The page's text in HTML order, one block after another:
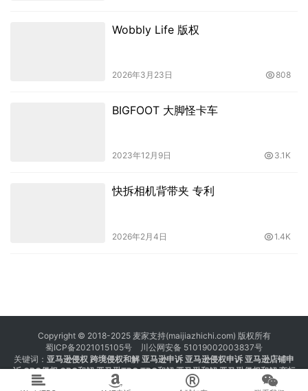
Wobbly Life 版权
2026年3月23日 808
BIGFOOT 大脚怪卡车
2023年12月9日 3.1K
快拆相机背带夹 专利
2026年2月4日 1.4K
Copyright © 2018-2025 麦家支持(maijiazhichi.com) 版权所有
蜀ICP备2021015105号
川公网安备 51019002003837号
关键词： 亚马逊侵权 跨境侵权和解 亚马逊申诉 亚马逊侵权申诉 亚马逊店铺申
诉 GBC侵权 GBC和解 亚马逊TRO TRO和解 亚马逊和解 亚马逊侵权和解商标
注册 专利注册 版权注册